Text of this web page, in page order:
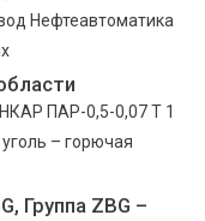
Нефтеавтоматика
ПАР-0,5-0,07 Т 1
– горючая
Группа ZBG –